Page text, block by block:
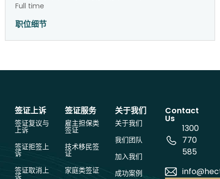
Full time
职位细节
签证上诉
签证复议与
上诉
签证拒签上
诉
签证取消上
诉
签证服务
雇主担保类
签证
技术移民签
证
家庭类签证
关于我们
关于我们
我们团队
加入我们
成功案例
Contact
Us
1300
770
585